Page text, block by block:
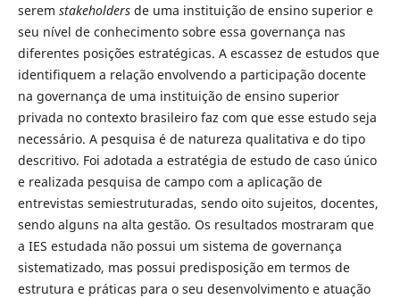
serem stakeholders de uma instituição de ensino superior e
seu nível de conhecimento sobre essa governança nas
diferentes posições estratégicas. A escassez de estudos que
identifiquem a relação envolvendo a participação docente
na governança de uma instituição de ensino superior
privada no contexto brasileiro faz com que esse estudo seja
necessário. A pesquisa é de natureza qualitativa e do tipo
descritivo. Foi adotada a estratégia de estudo de caso único
e realizada pesquisa de campo com a aplicação de
entrevistas semiestruturadas, sendo oito sujeitos, docentes,
sendo alguns na alta gestão. Os resultados mostraram que
a IES estudada não possui um sistema de governança
sistematizado, mas possui predisposição em termos de
estrutura e práticas para o seu desenvolvimento e atuação